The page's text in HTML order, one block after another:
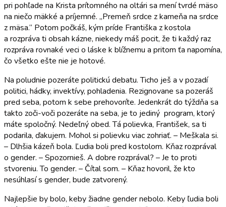
pri pohľade na Krista prítomného na oltári sa mení tvrdé mäso
na niečo mäkké a príjemné. „Premeň srdce z kameňa na srdce
z mäsa.“ Potom počkáš, kým príde Františka z kostola
a rozpráva ti obsah kázne, niekedy máš pocit, že ti každý raz
rozpráva rovnaké veci o láske k blížnemu a pritom ťa napomína,
čo všetko ešte nie je hotové.
Na poludnie pozeráte politickú debatu. Ticho ješ a v pozadí
politici, hádky, invektívy, pohladenia. Rezignovane sa pozeráš
pred seba, potom k sebe prehovoríte. Jedenkrát do týždňa sa
takto zoči-voči pozeráte na seba, je to jediný program, ktorý
máte spoločný. Nedeľný obed. Tá polievka, František, sa ti
podarila, ďakujem. Mohol si polievku viac zohriať. – Meškala si.
– Dlhšia kázeň bola. Ľudia boli pred kostolom. Kňaz rozprával
o gender. – Spozornieš. A dobre rozprával? – Je to proti
stvoreniu. To gender. – Čítal som. – Kňaz hovoril, že kto
nesúhlasí s gender, bude zatvorený.
Najlepšie by bolo, keby žiadne gender nebolo. Keby ľudia boli